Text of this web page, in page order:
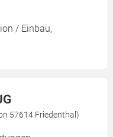
/ Einbau,
57614 Friedenthal)